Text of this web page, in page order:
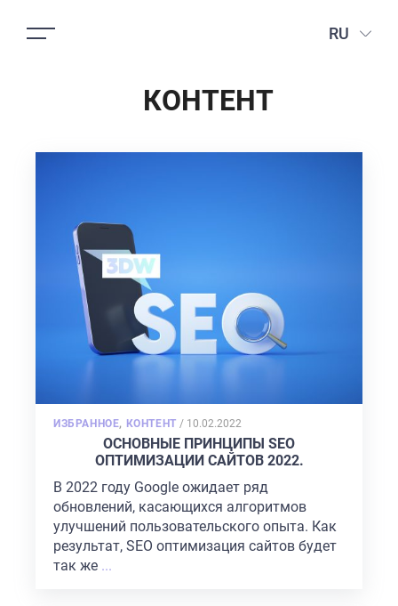
RU
КОНТЕНТ
ИЗБРАННОЕ, КОНТЕНТ / POSTED
ON
10.02.2022
ОСНОВНЫЕ ПРИНЦИПЫ SEO
ОПТИМИЗАЦИИ САЙТОВ 2022.
В 2022 году Google ожидает ряд
обновлений, касающихся алгоритмов
улучшений пользовательского опыта. Как
результат, SEO оптимизация сайтов будет
так же ...